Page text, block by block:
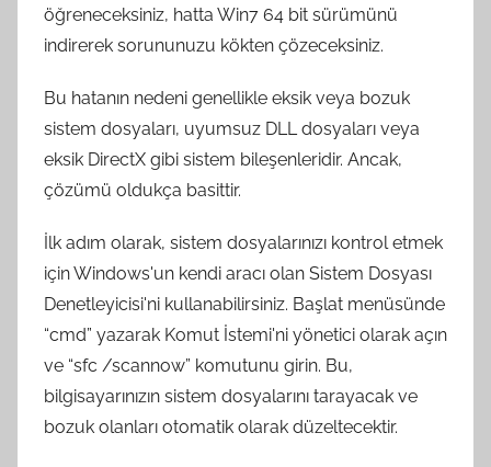
öğreneceksiniz, hatta Win7 64 bit sürümünü
indirerek sorununuzu kökten çözeceksiniz.
Bu hatanın nedeni genellikle eksik veya bozuk
sistem dosyaları, uyumsuz DLL dosyaları veya
eksik DirectX gibi sistem bileşenleridir. Ancak,
çözümü oldukça basittir.
İlk adım olarak, sistem dosyalarınızı kontrol etmek
için Windows'un kendi aracı olan Sistem Dosyası
Denetleyicisi'ni kullanabilirsiniz. Başlat menüsünde
“cmd” yazarak Komut İstemi'ni yönetici olarak açın
ve “sfc /scannow” komutunu girin. Bu,
bilgisayarınızın sistem dosyalarını tarayacak ve
bozuk olanları otomatik olarak düzeltecektir.